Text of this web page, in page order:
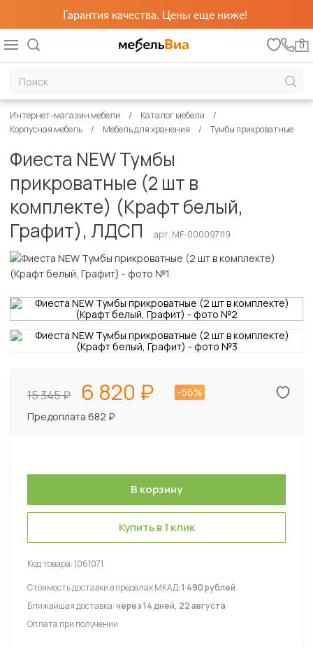
Гарантия качества. Цены еще ниже!
0
Интернет-магазин мебели
Каталог мебели
Корпусная мебель
Мебель для хранения Тумбы прикроватные
Фиеста NEW Тумбы
прикроватные (2 шт в
комплекте) (Крафт белый,
Графит), ЛДСП
арт. MF-000097119
15 345 6 820
-56%
Предоплата 682 ₽
Купить в 1 клик
Код товара:1061071
Стоимость доставки в пределах МКАД:1 490 рублей
Ближайшая доставка:через 14 дней, 22 августа
Оплата при получении